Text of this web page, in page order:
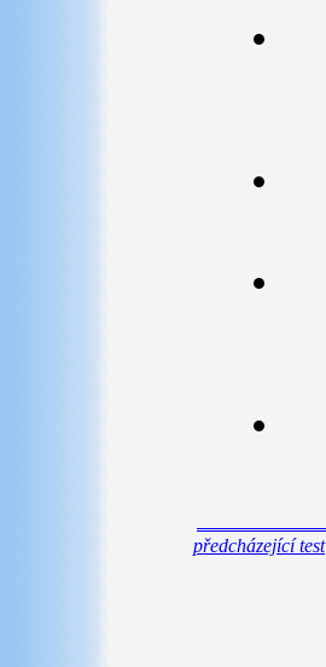
předcházející test